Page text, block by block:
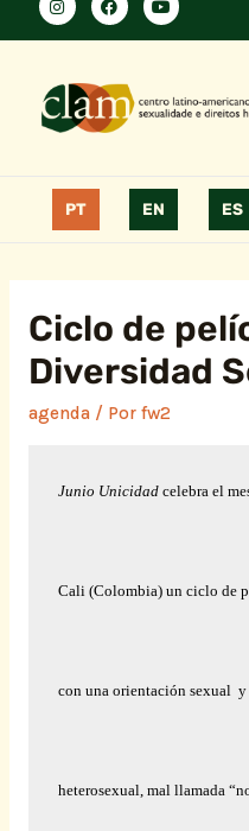
PT EN ES
Ciclo de
Diversidad
agenda/ Por fw2
Junio Unicidad celebra el
Cali (Colombia) un ciclo de
con una orientación sexual y
heterosexual, mal llamada